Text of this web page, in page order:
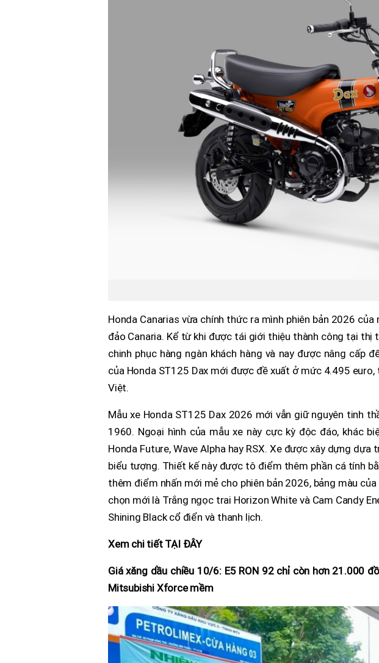
Honda Canarias vừa chính thức ra mình phiên bản 2026
đảo Canaria. Kể từ khi được tái giới thiệu thành công tại thị
chinh phục hàng ngàn khách hàng và nay được nâng cấp
của Honda ST125 Dax mới được đề xuất ở mức 4.495
Việt.
Mẫu xe Honda ST125 Dax 2026 mới vẫn giữ nguyên tinh
1960. Ngoại hình của mẫu xe này cực kỳ độc đáo, khác
Honda Future, Wave Alpha hay RSX. Xe được xây dựng
biểu tượng. Thiết kế này được tô điểm thêm phần cá tính
thêm điểm nhấn mới mẻ cho phiên bản 2026, bảng màu
chọn mới là Trắng ngọc trai Horizon White và Cam Candy
Shining Black cổ điển và thanh lịch.
Xem chi tiết TẠI ĐÂY
Giá xăng dầu chiều 10/6: E5 RON 92 chỉ còn hơn 21.000
Mitsubishi Xforce mềm